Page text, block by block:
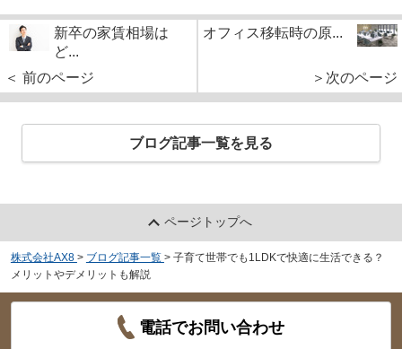
新卒の家賃相場は
ど...
＜ 前のページ
オフィス移転時の原...
＞次のページ
ブログ記事一覧を見る
ページトップへ
株式会社AX8 > ブログ記事一覧 > 子育て世帯でも1LDKで快適に生活できる？
メリットやデメリットも解説
電話でお問い合わせ